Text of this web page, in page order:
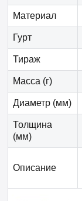
Материал
Гурт
Тираж
Масса (г)
Диаметр (мм)
Толщина
(мм)
Описание